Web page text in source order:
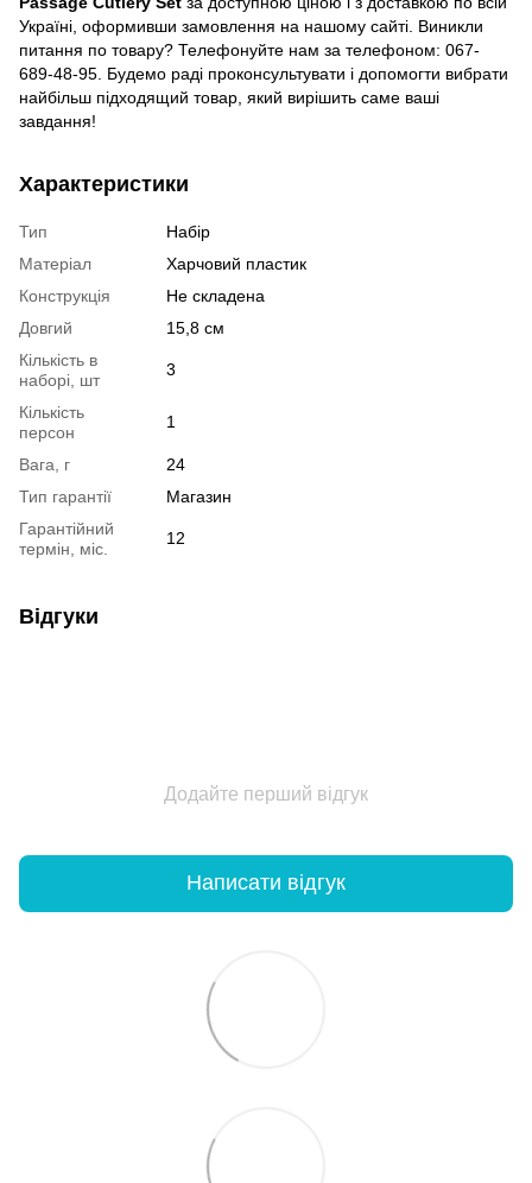
Україні, оформивши замовлення на нашому сайті. Виникли
питання по товару? Телефонуйте нам за телефоном: 067-
689-48-95. Будемо раді проконсультувати і допомогти вибрати
найбільш підходящий товар, який вирішить саме ваші
завдання!
Характеристики
Тип
Набір
Матеріал
Харчовий пластик
Конструкція
Не складена
Довгий
15,8 см
Кількість в
наборі, шт
3
Кількість
персон
1
Вага, г
24
Тип гарантії
Магазин
Гарантійний
термін, міс.
12
Відгуки
Додайте перший відгук
Написати відгук